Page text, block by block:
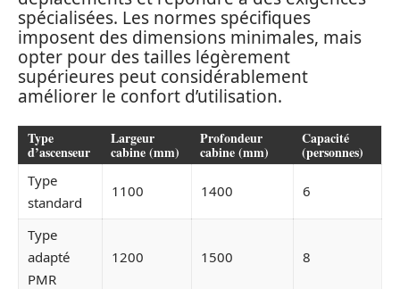
spécialisées. Les normes spécifiques
imposent des dimensions minimales, mais
opter pour des tailles légèrement
supérieures peut considérablement
améliorer le confort d’utilisation.
Type
d’ascenseur
Largeur
cabine (mm)
Profondeur
cabine (mm)
Capacité
(personnes)
Type
standard
1100 1400 6
Type
adapté
PMR
1200 1500 8